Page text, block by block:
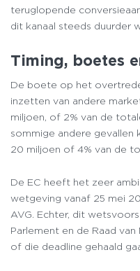
teruglopende
dit kanaal steeds duurder
Timing, boetes
De boete op het
inzetten van andere
miljoen, of 2% van de
sommige andere
20 miljoen of 4% van de
De EC heeft het zeer
wetgeving vanaf 25 mei
AVG. Echter, dit
Parlement en de Raad
of die deadline gehaald